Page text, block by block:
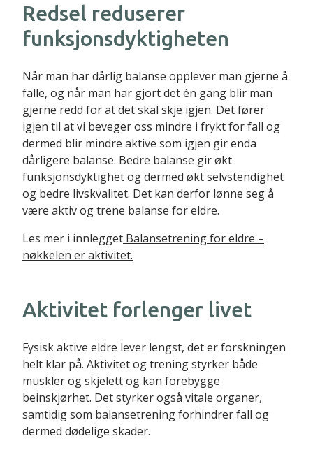
Redsel reduserer
funksjonsdyktigheten
Når man har dårlig balanse opplever man gjerne å
falle, og når man har gjort det én gang blir man
gjerne redd for at det skal skje igjen. Det fører
igjen til at vi beveger oss mindre i frykt for fall og
dermed blir mindre aktive som igjen gir enda
dårligere balanse. Bedre balanse gir økt
funksjonsdyktighet og dermed økt selvstendighet
og bedre livskvalitet. Det kan derfor lønne seg å
være aktiv og trene balanse for eldre.
Les mer i innlegget Balansetrening for eldre –
nøkkelen er aktivitet.
Aktivitet forlenger livet
Fysisk aktive eldre lever lengst, det er forskningen
helt klar på. Aktivitet og trening styrker både
muskler og skjelett og kan forebygge
beinskjørhet. Det styrker også vitale organer,
samtidig som balansetrening forhindrer fall og
dermed dødelige skader.